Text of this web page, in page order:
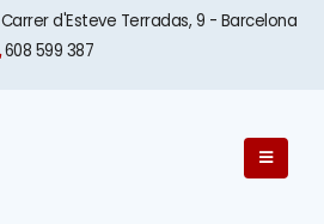
Carrer d'Esteve Terradas, 9 - Barcelona​
608 599 387